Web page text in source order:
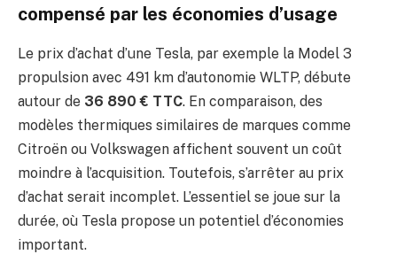
compensé par les économies d’usage
Le prix d’achat d’une Tesla, par exemple la Model 3
propulsion avec 491 km d’autonomie WLTP, débute
autour de 36 890 € TTC. En comparaison, des
modèles thermiques similaires de marques comme
Citroën ou Volkswagen affichent souvent un coût
moindre à l’acquisition. Toutefois, s’arrêter au prix
d’achat serait incomplet. L’essentiel se joue sur la
durée, où Tesla propose un potentiel d’économies
important.